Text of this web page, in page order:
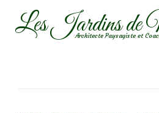
AllerLes Jardins de
Architecte Paysagiste et